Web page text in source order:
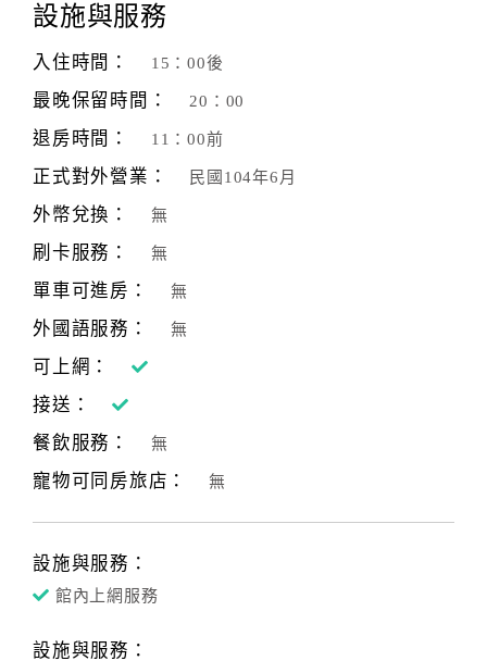
請
款
據
作
提
店
合
作
合
設施與服務
入住時間： 15：00後
最晚保留時間： 20：00
退房時間： 11：00前
正式對外營業： 民國104年6月
外幣兌換： 無
刷卡服務： 無
單車可進房： 無
外國語服務： 無
可上網：
接送：
餐飲服務：
無
寵物可同房旅店： 無
設施與服務：
館內上網服務
設施與服務：